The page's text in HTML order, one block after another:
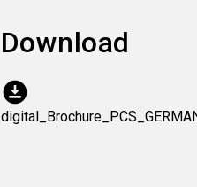
Download
download_for_offline